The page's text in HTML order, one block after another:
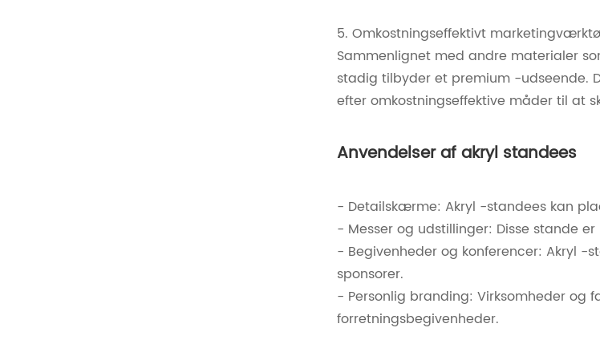
5. Omkostningseffektivt
Sammenlignet med andre materialer
stadig tilbyder et premium -udseende.
efter omkostningseffektive måder til at
Anvendelser af akryl standees
- Detailskærme: Akryl -standees kan
- Messer og udstillinger: Disse stande
- Begivenheder og konferencer: Akryl -
sponsorer.
- Personlig branding: Virksomheder og
forretningsbegivenheder.